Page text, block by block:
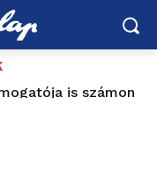
is számon
ezt ígérték”